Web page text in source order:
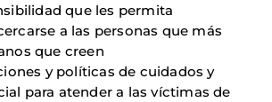
que les permita
a las personas que más
que creen
y políticas de cuidados y
para atender a las víctimas de